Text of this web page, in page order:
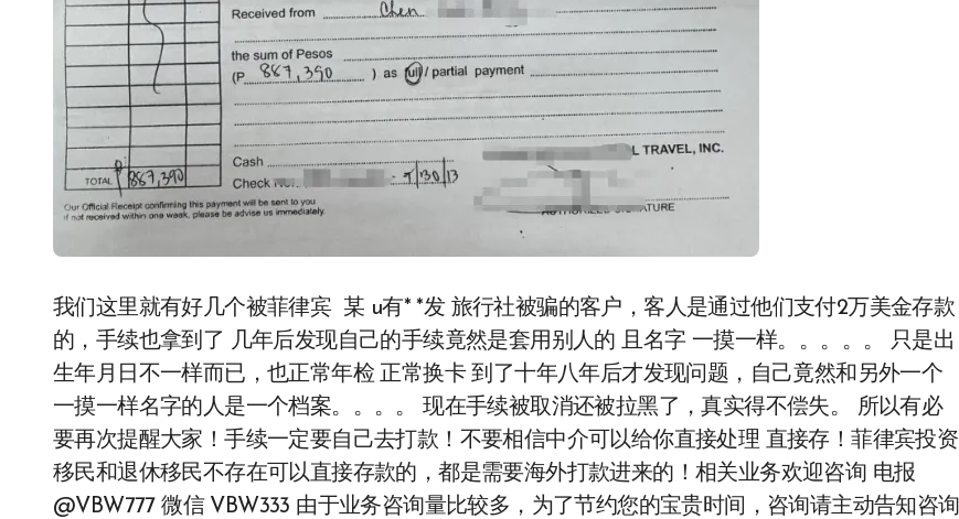
我们这里就有好几个被菲律宾 某 u有* *发 旅行社被骗的客户，客人是通过他们支付2万美金存款
的，手续也拿到了 几年后发现自己的手续竟然是套用别人的 且名字 一摸一样。。。。。 只是出
生年月日不一样而已，也正常年检 正常换卡 到了十年八年后才发现问题，自己竟然和另外一个
一摸一样名字的人是一个档案。。。。 现在手续被取消还被拉黑了，真实得不偿失。 所以有必
要再次提醒大家！手续一定要自己去打款！不要相信中介可以给你直接处理 直接存！菲律宾投资
移民和退休移民不存在可以直接存款的，都是需要海外打款进来的！相关业务欢迎咨询 电报
@VBW777 微信 VBW333 由于业务咨询量比较多，为了节约您的宝贵时间，咨询请主动告知咨询